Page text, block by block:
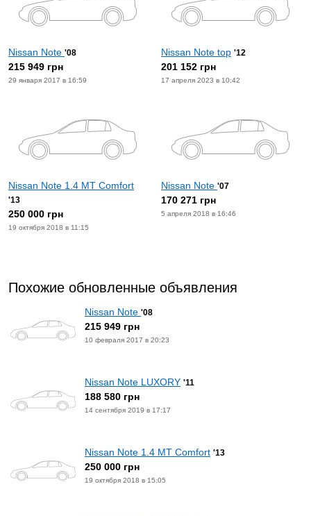
Nissan Note '08
215 949 грн
29 января 2017 в 16:59
Nissan Note top '12
201 152 грн
17 апреля 2023 в 10:42
Nissan Note 1.4 МТ Comfort
'13
250 000 грн
19 октября 2018 в 11:15
Nissan Note '07
170 271 грн
5 апреля 2018 в 16:46
Похожие обновленные объявления
Nissan Note '08
215 949 грн
10 февраля 2017 в 20:23
Nissan Note LUXORY '11
188 580 грн
14 сентября 2019 в 17:17
Nissan Note 1.4 МТ Comfort '13
250 000 грн
19 октября 2018 в 15:05